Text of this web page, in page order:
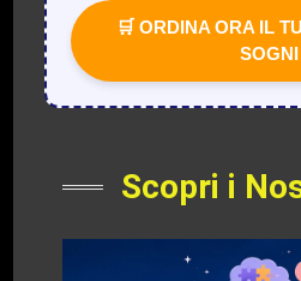
🛒 ORDINA ORA IL
SOGNI
Scopri i